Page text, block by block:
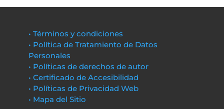
• Términos y condiciones
• Política de Tratamiento de Datos
Personales
• Políticas de derechos de autor
• Certificado de Accesibilidad
• Políticas de Privacidad Web
• Mapa del Sitio